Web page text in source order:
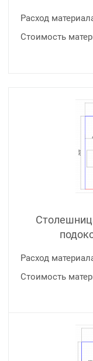
Расход
Стоимость
Расход
Стоимость